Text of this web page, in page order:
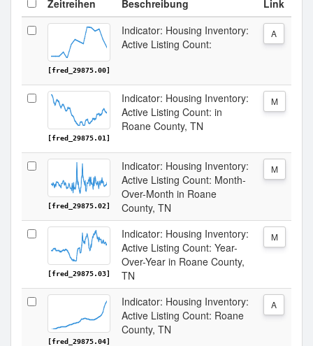
Zeitreihen Beschreibung Link
[fred_29875.00]
Indicator: Housing Inventory:
Active Listing Count:
A
[fred_29875.01]
Indicator: Housing Inventory:
Active Listing Count: in
Roane County, TN
M
[fred_29875.02]
Indicator: Housing Inventory:
Active Listing Count: Month-
Over-Month in Roane
County, TN
M
[fred_29875.03]
Indicator: Housing Inventory:
Active Listing Count: Year-
Over-Year in Roane County,
TN
M
[fred_29875.04]
Indicator: Housing Inventory:
Active Listing Count: Roane
County, TN
A